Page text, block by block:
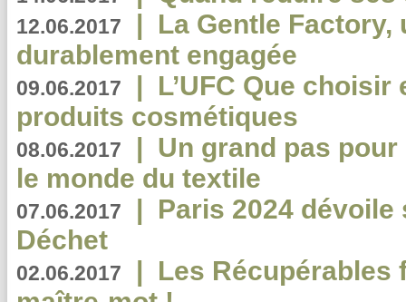
12.06.2017 | La Gentle
durablement engagée
09.06.2017 | L’UFC Que
produits cosmétiques
08.06.2017 | Un grand pas
le monde du textile
07.06.2017 | Paris 2024
Déchet
02.06.2017 | Les Récupérables